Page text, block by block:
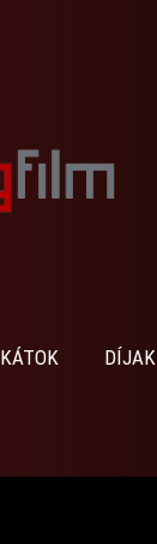
DÍJAK